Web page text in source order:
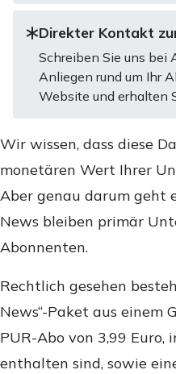
Direkter Kontakt
Schreiben Sie uns bei
Anliegen rund um Ihr
Website und erhalten
Wir wissen, dass diese
monetären Wert Ihrer
Aber genau darum geht
News bleiben primär
Abonnenten.
Rechtlich gesehen
News“-Paket aus einem
PUR-Abo von 3,99 Euro,
enthalten sind, sowie